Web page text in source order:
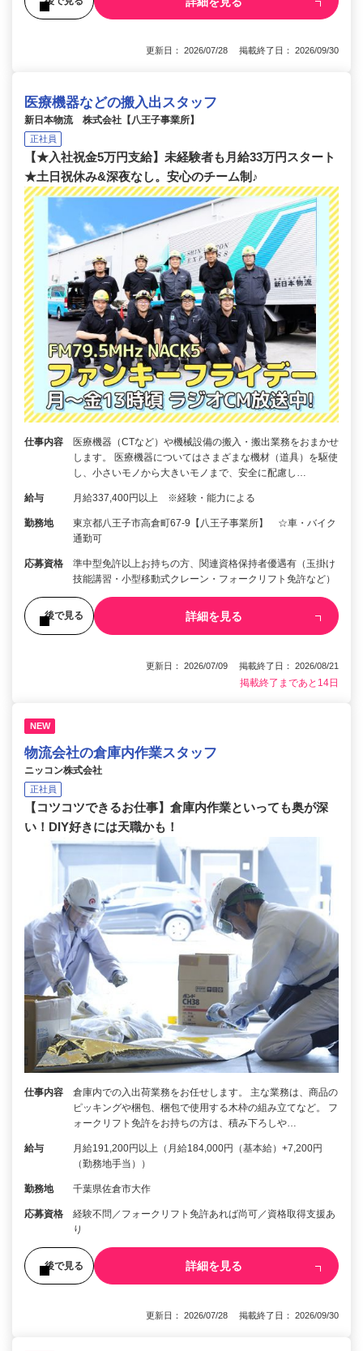
更新日： 2026/07/28 掲載終了日： 2026/09/30
医療機器などの搬入出スタッフ
新日本物流 株式会社【八王子事業所】
正社員
【★入社祝金5万円支給】未経験者も月給33万円スタート
★土日祝休み&深夜なし。安心のチーム制♪
仕事内容
医療機器（CTなど）や機械設備の搬入・搬出業務をおまかせ
します。 医療機器についてはさまざまな機材（道具）を駆使
し、小さいモノから大きいモノまで、安全に配慮し…
給与 月給337,400円以上 ※経験・能力による
勤務地
東京都八王子市高倉町67-9【八王子事業所】 ☆車・バイク
通勤可
応募資格
準中型免許以上お持ちの方、関連資格保持者優遇有（玉掛け
技能講習・小型移動式クレーン・フォークリフト免許など）
後で見る 詳細を見る
更新日： 2026/07/09 掲載終了日： 2026/08/21
掲載終了まであと14日
NEW
物流会社の倉庫内作業スタッフ
ニッコン株式会社
正社員
【コツコツできるお仕事】倉庫内作業といっても奥が深
い！DIY好きには天職かも！
仕事内容
倉庫内での入出荷業務をお任せします。 主な業務は、商品の
ピッキングや梱包、梱包で使用する木枠の組み立てなど。 フ
ォークリフト免許をお持ちの方は、積み下ろしや…
給与
月給191,200円以上（月給184,000円（基本給）+7,200円
（勤務地手当））
勤務地 千葉県佐倉市大作
応募資格
経験不問／フォークリフト免許あれば尚可／資格取得支援あ
り
後で見る 詳細を見る
更新日： 2026/07/28 掲載終了日： 2026/09/30